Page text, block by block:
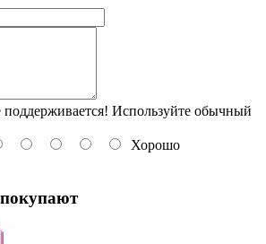
Используйте обычный
Хорошо